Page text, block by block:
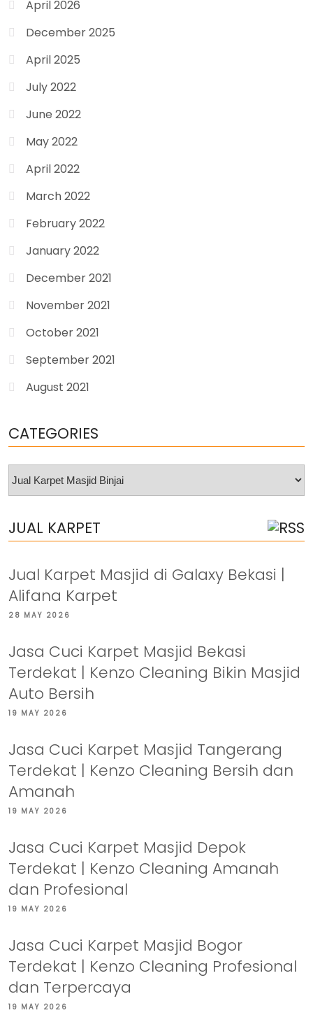
April 2026
December 2025
April 2025
July 2022
June 2022
May 2022
April 2022
March 2022
February 2022
January 2022
December 2021
November 2021
October 2021
September 2021
August 2021
CATEGORIES
JUAL KARPET
Jual Karpet Masjid di Galaxy Bekasi |
Alifana Karpet
28 MAY 2026
Jasa Cuci Karpet Masjid Bekasi
Terdekat | Kenzo Cleaning Bikin Masjid
Auto Bersih
19 MAY 2026
Jasa Cuci Karpet Masjid Tangerang
Terdekat | Kenzo Cleaning Bersih dan
Amanah
19 MAY 2026
Jasa Cuci Karpet Masjid Depok
Terdekat | Kenzo Cleaning Amanah
dan Profesional
19 MAY 2026
Jasa Cuci Karpet Masjid Bogor
Terdekat | Kenzo Cleaning Profesional
dan Terpercaya
19 MAY 2026